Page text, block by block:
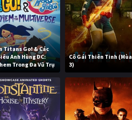
Titans Go! & Các
Anh Hùng DC:
Trong Đa Vũ Trụ
Cô Gái Thiên Tinh (Mùa
3)